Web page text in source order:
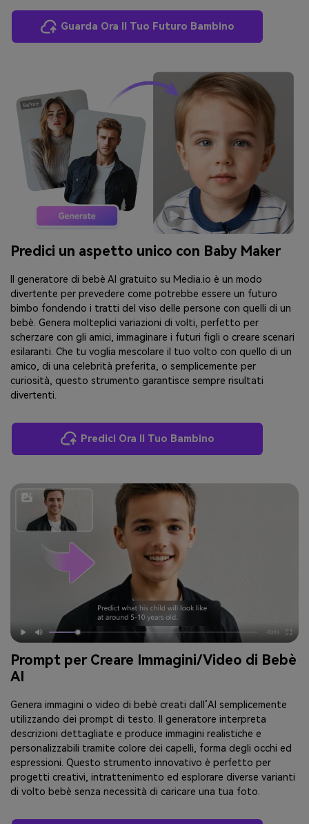
Guarda Ora Il Tuo Futuro Bambino
Predici un aspetto unico con Baby Maker
Il generatore di bebè AI gratuito su Media.io è un modo
divertente per prevedere come potrebbe essere un futuro
bimbo fondendo i tratti del viso delle persone con quelli di un
bebè. Genera molteplici variazioni di volti, perfetto per
scherzare con gli amici, immaginare i futuri figli o creare scenari
esilaranti. Che tu voglia mescolare il tuo volto con quello di un
amico, di una celebrità preferita, o semplicemente per
curiosità, questo strumento garantisce sempre risultati
divertenti.
Predici Ora Il Tuo Bambino
Prompt per Creare Immagini/Video di Bebè
AI
Genera immagini o video di bebè creati dall’AI semplicemente
utilizzando dei prompt di testo. Il generatore interpreta
descrizioni dettagliate e produce immagini realistiche e
personalizzabili tramite colore dei capelli, forma degli occhi ed
espressioni. Questo strumento innovativo è perfetto per
progetti creativi, intrattenimento ed esplorare diverse varianti
di volto bebè senza necessità di caricare una tua foto.